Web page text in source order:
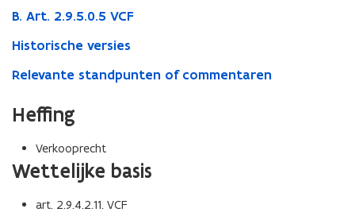
B. Art. 2.9.5.0.5 VCF
Historische versies
Relevante standpunten of commentaren
Heffing
Verkooprecht
Wettelijke basis
art. 2.9.4.2.11. VCF